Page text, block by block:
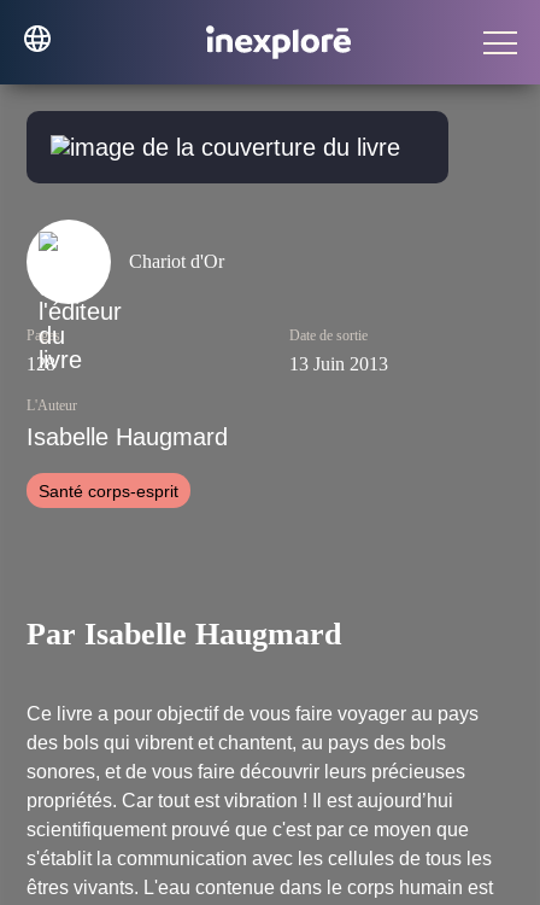
Chariot d'Or
Pages
128
Date de sortie
13 Juin 2013
L'Auteur
Isabelle Haugmard
Santé corps-esprit
Par Isabelle Haugmard
Ce livre a pour objectif de vous faire voyager au pays
des bols qui vibrent et chantent, au pays des bols
sonores, et de vous faire découvrir leurs précieuses
propriétés. Car tout est vibration ! Il est aujourd’hui
scientifiquement prouvé que c'est par ce moyen que
s'établit la communication avec les cellules de tous les
êtres vivants. L'eau contenue dans le corps humain est